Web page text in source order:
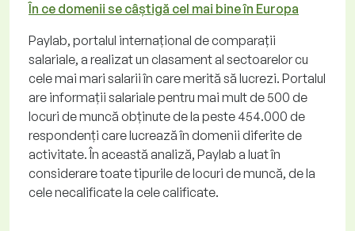
În ce domenii se câștigă cel mai bine în Europa
Paylab, portalul internațional de comparații
salariale, a realizat un clasament al sectoarelor cu
cele mai mari salarii în care merită să lucrezi. Portalul
are informații salariale pentru mai mult de 500 de
locuri de muncă obținute de la peste 454.000 de
respondenți care lucrează în domenii diferite de
activitate. În această analiză, Paylab a luat în
considerare toate tipurile de locuri de muncă, de la
cele necalificate la cele calificate.